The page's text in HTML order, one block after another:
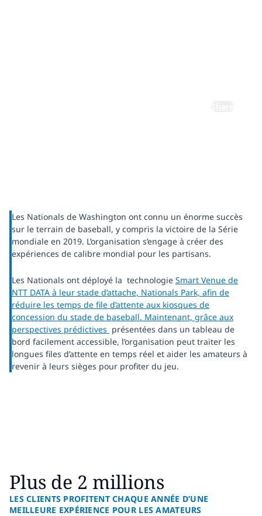
Les Nationals de Washington ont connu un énorme succès
sur le terrain de baseball, y compris la victoire de la Série
mondiale en 2019. L’organisation s’engage à créer des
expériences de calibre mondial pour les partisans.
Les Nationals ont déployé la technologie Smart Venue de
NTT DATA à leur stade d’attache, Nationals Park, afin de
réduire les temps de file d’attente aux kiosques de
concession du stade de baseball. Maintenant, grâce aux
perspectives prédictives présentées dans un tableau de
bord facilement accessible, l’organisation peut traiter les
longues files d’attente en temps réel et aider les amateurs à
revenir à leurs sièges pour profiter du jeu.
Plus de 2 millions
LES CLIENTS PROFITENT CHAQUE ANNÉE D’UNE
MEILLEURE EXPÉRIENCE POUR LES AMATEURS